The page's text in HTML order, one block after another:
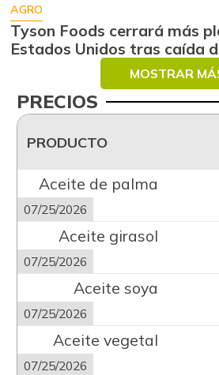
AGRO
Tyson Foods cerrará más
Estados Unidos tras caída
MOSTRAR
PRECIOS
PRODUCTO
Aceite de palma
07/25/2026
Aceite girasol
07/25/2026
Aceite soya
07/25/2026
Aceite vegetal
07/25/2026